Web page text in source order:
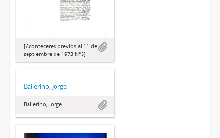
[Aconteceres previos al 11 de
septiembre de 1973 N°5]
Ballerino, Jorge
Ballerino, Jorge